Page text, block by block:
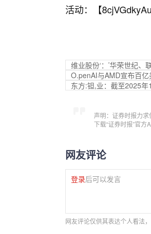
活动：【
维业股份‘：’华荣世纪
O.penAI与AMD宣布百
东方:钽,业：截至2025
声明：证券时报力
下载“证券时报”官
网友评论
登录后可以发言
网友评论仅供其表达个人看法